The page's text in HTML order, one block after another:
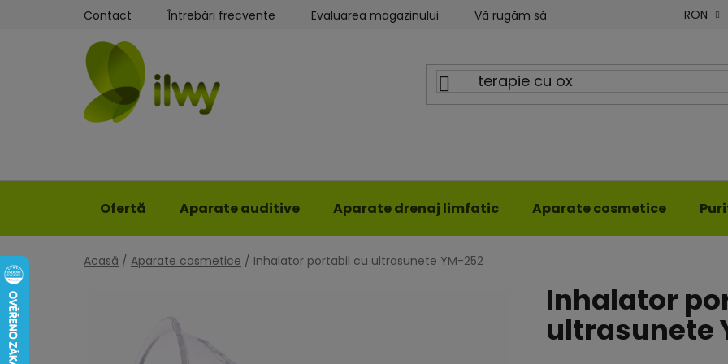
Contact Întrebări frecvente Evaluarea magazinului Vă rugăm să ne scrieți Blog ILWYRON
Ofertă Aparate auditive Aparate drenaj limfatic Aparate cosmetice
Acasă / Aparate cosmetice / Inhalator portabil cu ultrasunete YM-252
Inhalator
ultrasunete